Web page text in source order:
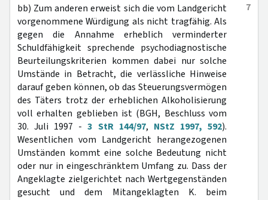
7
bb) Zum anderen erweist sich die vom Landgericht
vorgenommene Würdigung als nicht tragfähig. Als
gegen die Annahme erheblich verminderter
Schuldfähigkeit sprechende psychodiagnostische
Beurteilungskriterien kommen dabei nur solche
Umstände in Betracht, die verlässliche Hinweise
darauf geben können, ob das Steuerungsvermögen
des Täters trotz der erheblichen Alkoholisierung
voll erhalten geblieben ist (BGH, Beschluss vom
30. Juli 1997 -3 StR 144/97, NStZ 1997, 592).
Wesentlichen vom Landgericht herangezogenen
Umständen kommt eine solche Bedeutung nicht
oder nur in eingeschränktem Umfang zu. Dass der
Angeklagte zielgerichtet nach Wertgegenständen
gesucht und dem Mitangeklagten K. beim